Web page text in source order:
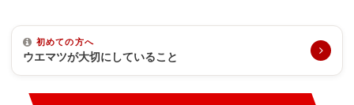
初めての方へ
ウエマツが大切にしていること